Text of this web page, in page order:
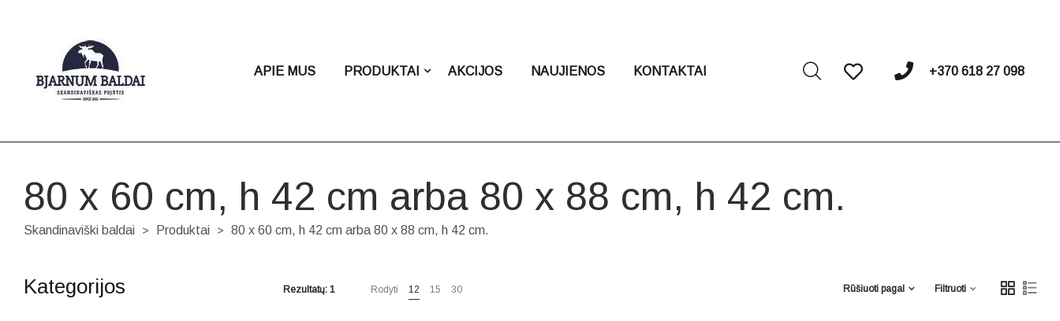
APIE MUS PRODUKTAI AKCIJOS NAUJIENOS KONTAKTAI +370 618 27 098
80 x 60 cm, h 42 cm arba 80 x 88 cm, h 42 cm.
Skandinaviški baldai > Produktai > 80 x 60 cm, h 42 cm arba 80 x 88 cm, h 42 cm.
Rezultatų: 1 Rodyti 12 15 30 Filtruoti
Rūšiuoti pagal
Kategorijos